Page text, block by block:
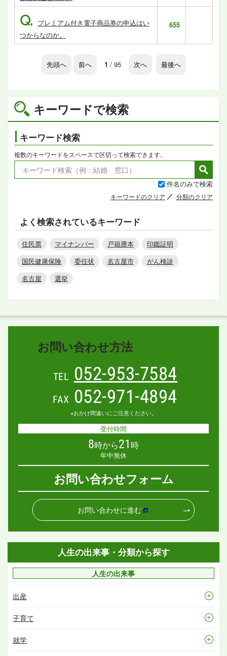
キーワードで検索
キーワード検索
複数のキーワードをスペースで区切って検索できます。
件名のみで検索
キーワードのクリア 分類のクリア
よく検索されているキーワード
住民票 マイナンバー 戸籍謄本
印鑑証明
国民健康保険
委任状 名古屋市
がん検診
名古屋
選挙
Q. プレミアム付き電子商品券の申込はい
つからなのか。
655
先頭へ 前へ 1 / 95 次へ 最後へ
お問い合わせ方法
TEL 052-953-7584
FAX 052-971-4894
※おかけ間違いにご注意ください。
受付時間
8時から21 時
年中無休
お問い合わせフォーム
お問い合わせに進む
人生の出来事・分類から探す
人生の出来事
出産
子育て
就学